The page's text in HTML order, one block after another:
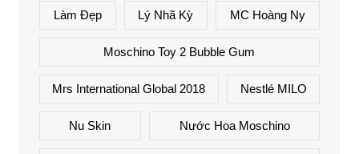
Làm Đẹp Lý Nhã Kỳ MC Hoàng Ny
Moschino Toy 2 Bubble Gum
Mrs International Global 2018 Nestlé MILO
Nu Skin Nước Hoa Moschino